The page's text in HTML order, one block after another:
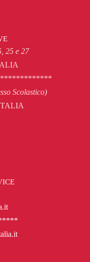
25 e 27
Scolastico)